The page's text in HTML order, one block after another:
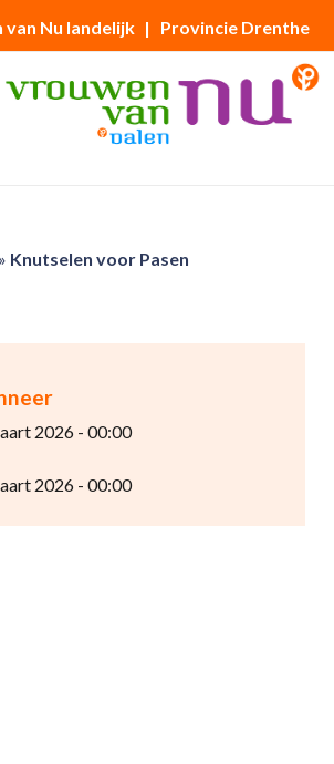
van Nu landelijk | Provincie Drenthe
Knutselen voor Pasen
2026 - 00:00
2026 - 00:00